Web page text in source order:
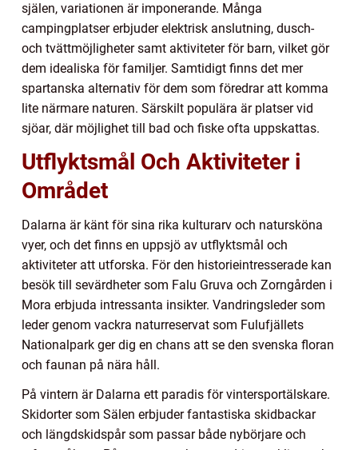
själen, variationen är imponerande. Många
campingplatser erbjuder elektrisk anslutning, dusch-
och tvättmöjligheter samt aktiviteter för barn, vilket gör
dem idealiska för familjer. Samtidigt finns det mer
spartanska alternativ för dem som föredrar att komma
lite närmare naturen. Särskilt populära är platser vid
sjöar, där möjlighet till bad och fiske ofta uppskattas.
Utflyktsmål Och Aktiviteter i
Området
Dalarna är känt för sina rika kulturarv och natursköna
vyer, och det finns en uppsjö av utflyktsmål och
aktiviteter att utforska. För den historieintresserade kan
besök till sevärdheter som Falu Gruva och Zorngården i
Mora erbjuda intressanta insikter. Vandringsleder som
leder genom vackra naturreservat som Fulufjällets
Nationalpark ger dig en chans att se den svenska floran
och faunan på nära håll.
På vintern är Dalarna ett paradis för vintersportälskare.
Skidorter som Sälen erbjuder fantastiska skidbackar
och längdskidspår som passar både nybörjare och